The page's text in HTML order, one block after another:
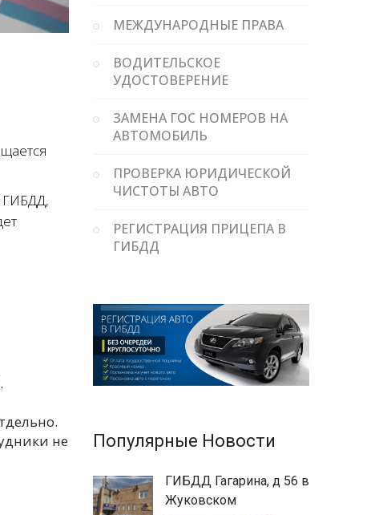
ГИБДД,
не
МЕЖДУНАРОДНЫЕ ПРАВА
ВОДИТЕЛЬСКОЕ
УДОСТОВЕРЕНИЕ
ЗАМЕНА ГОС НОМЕРОВ НА
АВТОМОБИЛЬ
ПРОВЕРКА ЮРИДИЧЕСКОЙ
ЧИСТОТЫ АВТО
РЕГИСТРАЦИЯ ПРИЦЕПА В
ГИБДД
Популярные Новости
ГИБДД Гагарина, д 56 в
Жуковском